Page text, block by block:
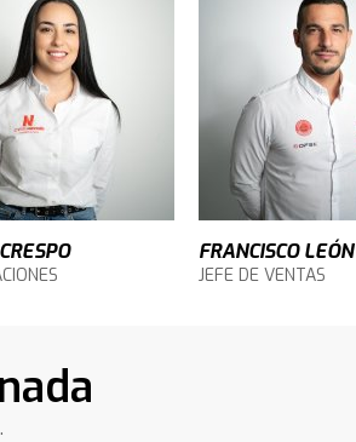
FRANCISCO LEÓN
JEFE DE VENTAS